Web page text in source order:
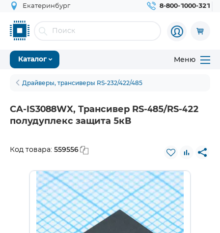
Екатеринбург 8-800-1000-321
Каталог Меню
Драйверы, трансиверы RS-232/422/485
CA-IS3088WX, Трансивер RS-485/RS-422
полудуплекс защита 5кВ
Код товара: 559556